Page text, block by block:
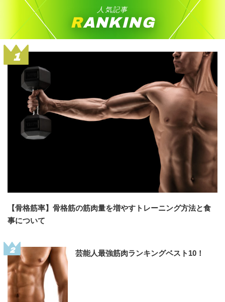
人気記事
RANKING
1
【骨格筋率】骨格筋の筋肉量を増やすトレーニング方法と食
事について
2 芸能人最強筋肉ランキングベスト10！